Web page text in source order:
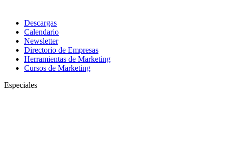
Descargas
Calendario
Newsletter
Directorio de Empresas
Herramientas de Marketing
Cursos de Marketing
Especiales